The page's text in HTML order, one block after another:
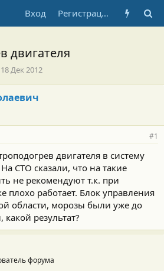
Вход Регистрация
двигателя
Д
а
а
л
а
18 Дек 2012
#1
двигателя в систему
СТО сказали, что на такие
не рекомендуют т.к. при
плохо работает. Блок управления
области, морозы были уже до
результат?
форума